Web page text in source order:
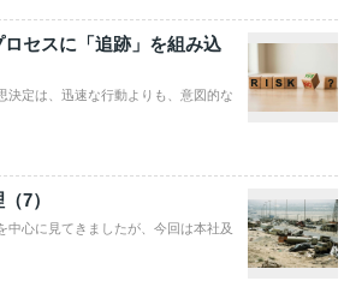
セスに「追跡」を組み込
決定は、迅速な行動よりも、意図的な
7）
中心に見てきましたが、今回は本社及